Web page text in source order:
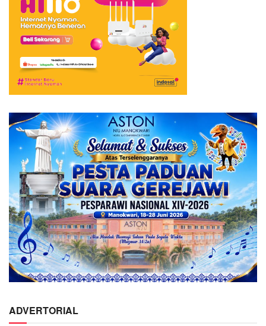
ADVERTORIAL